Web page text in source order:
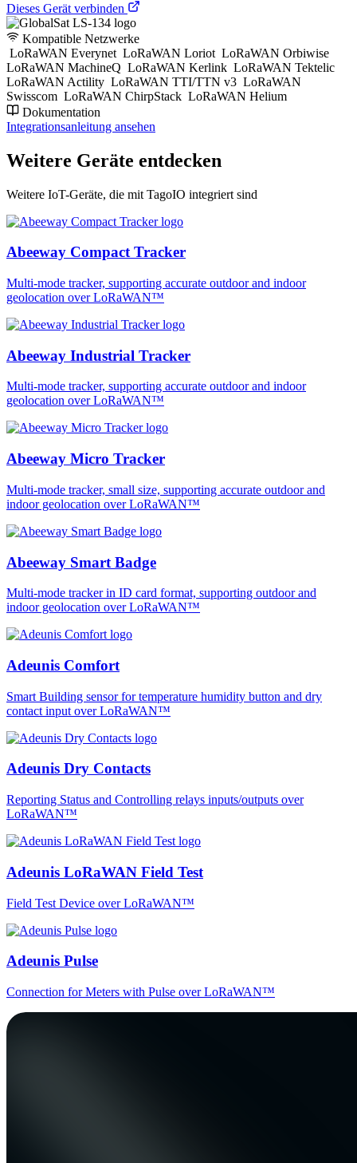
Dieses Gerät verbinden
Kompatible Netzwerke
LoRaWAN Everynet LoRaWAN Loriot LoRaWAN Orbiwise
LoRaWAN MachineQ LoRaWAN Kerlink LoRaWAN Tektelic
LoRaWAN Actility LoRaWAN TTI/TTN v3 LoRaWAN
Swisscom LoRaWAN ChirpStack LoRaWAN Helium
Dokumentation
Integrationsanleitung ansehen
Weitere Geräte entdecken
Weitere IoT-Geräte, die mit TagoIO integriert sind
Abeeway Compact Tracker
Multi-mode tracker, supporting accurate outdoor and indoor
geolocation over LoRaWAN™
Abeeway Industrial Tracker
Multi-mode tracker, supporting accurate outdoor and indoor
geolocation over LoRaWAN™
Abeeway Micro Tracker
Multi-mode tracker, small size, supporting accurate outdoor and
indoor geolocation over LoRaWAN™
Abeeway Smart Badge
Multi-mode tracker in ID card format, supporting outdoor and
indoor geolocation over LoRaWAN™
Adeunis Comfort
Smart Building sensor for temperature humidity button and dry
contact input over LoRaWAN™
Adeunis Dry Contacts
Reporting Status and Controlling relays inputs/outputs over
LoRaWAN™
Adeunis LoRaWAN Field Test
Field Test Device over LoRaWAN™
Adeunis Pulse
Connection for Meters with Pulse over LoRaWAN™